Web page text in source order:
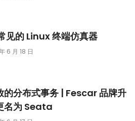
见的 Linux 终端仿真器
6 月 18 日
的分布式事务 | Fescar 品牌升
名为 Seata